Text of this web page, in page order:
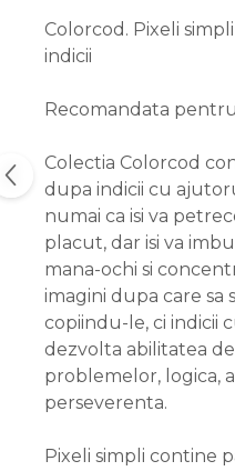
Colorcod. Pixeli
indicii
Recomandata
Colectia Colorcod
dupa indicii cu
numai ca isi va
placut, dar isi va
mana-ochi si
imagini dupa care sa
copiindu-le, ci indicii
dezvolta abilitatea
problemelor, logica,
perseverenta.
Pixeli simpli contine